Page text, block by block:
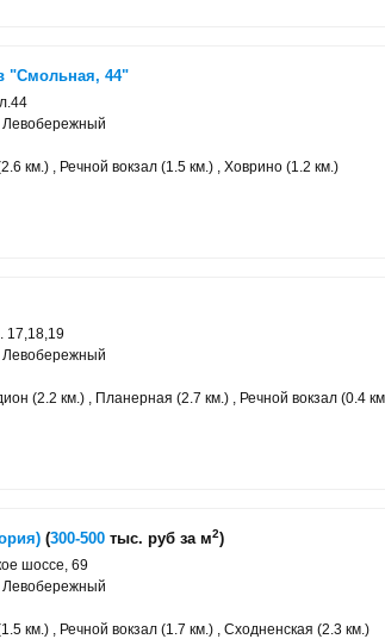
"Смольная, 44"
км.) , Речной вокзал (1.5 км.) , Ховрино (1.2 км.)
17,18,19
(2.2 км.) , Планерная (2.7 км.) , Речной вокзал (0.4
(300-500 тыс. руб за м2)
шоссе, 69
км.) , Речной вокзал (1.7 км.) , Сходненская (2.3 км.)